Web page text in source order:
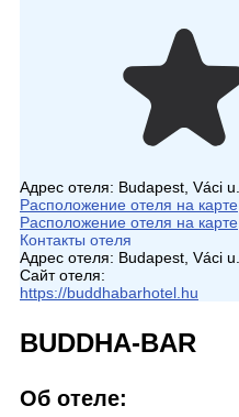
Адрес отеля: Budapest, Váci
Расположение отеля на карте
Расположение отеля на карте
Контакты отеля
Адрес отеля: Budapest, Váci
Сайт отеля:
https://buddhabarhotel.hu
BUDDHA-BAR
Об отеле: